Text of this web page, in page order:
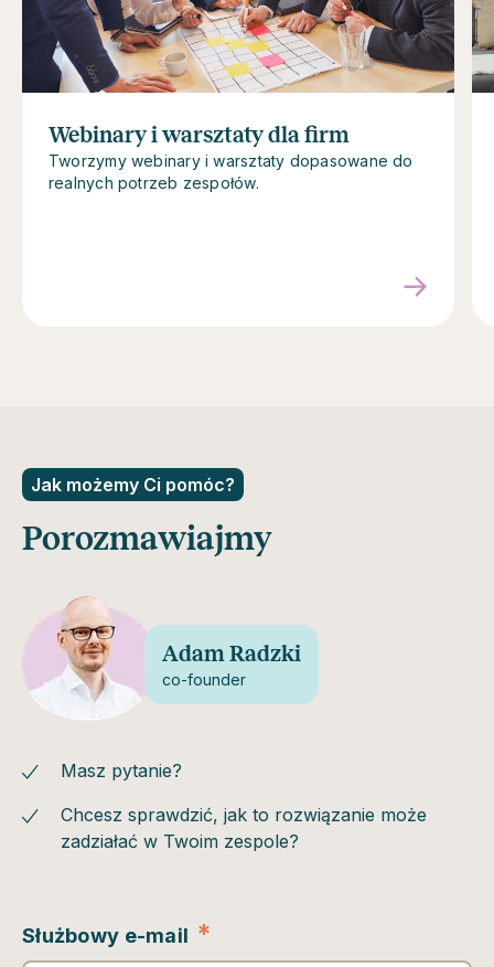
Webinary i warsztaty dla firm
Tworzymy webinary i warsztaty dopasowane do
realnych potrzeb zespołów.
Jak możemy Ci pomóc?
Porozmawiajmy
Adam Radzki
co-founder
Masz pytanie?
Chcesz sprawdzić, jak to rozwiązanie może
zadziałać w Twoim zespole?
Służbowy e-mail *